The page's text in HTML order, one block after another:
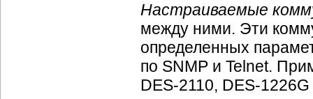
Настраиваемые
между ними. Эти
определенных
по SNMP и Telnet.
DES-2110, DES-1226G